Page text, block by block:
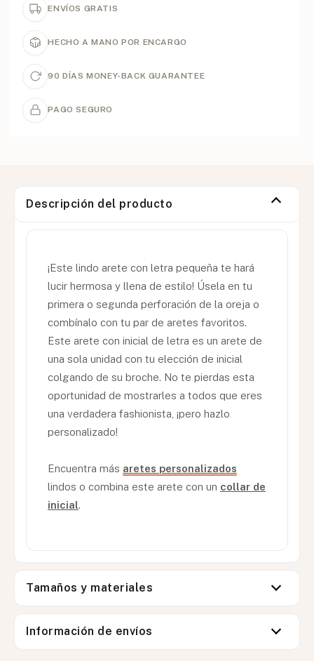
ENVÍOS GRATIS
HECHO A MANO POR ENCARGO
90 DÍAS MONEY-BACK GUARANTEE
PAGO SEGURO
Descripción del producto
¡Este lindo arete con letra pequeña te hará
lucir hermosa y llena de estilo! Úsela en tu
primera o segunda perforación de la oreja o
combínalo con tu par de aretes favoritos.
Este arete con inicial de letra es un arete de
una sola unidad con tu elección de inicial
colgando de su broche. No te pierdas esta
oportunidad de mostrarles a todos que eres
una verdadera fashionista, ¡pero hazlo
personalizado!
Encuentra más aretes personalizados
lindos o combina este arete con un collar de
inicial.
Tamaños y materiales
Información de envíos